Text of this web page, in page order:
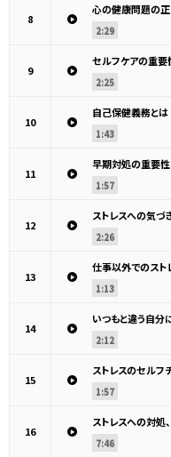
8
心の健康問題の
2:29
9
セルフケアの重
2:25
10
自己保健義務とは
1:43
11
早期対処の重要性
1:57
12
ストレスへの気づ
2:26
13
仕事以外でのスト
1:13
14
いつもと違う自分
2:12
15
ストレスのセルフ
1:57
16
ストレスへの対処
7:46